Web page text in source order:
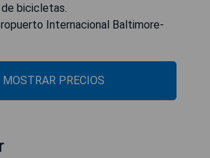
bicicletas.
Internacional Baltimore-
MOSTRAR PRECIOS